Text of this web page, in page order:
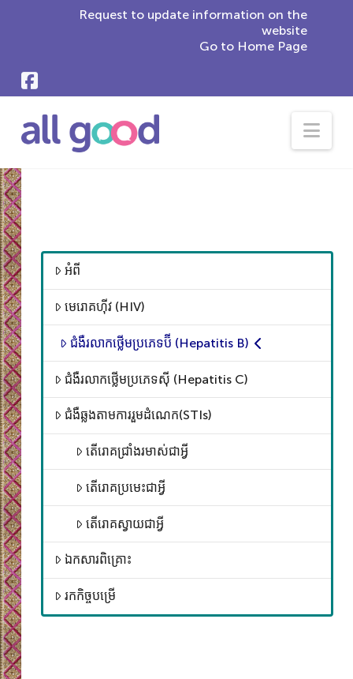
Request to update information on the
website
Go to Home Page
អំពី
មេរោគហ៊ីវ (HIV)
ជំងឺរលាកថ្លើមប្រភេទប៊ី (Hepatitis B)
ជំងឺរលាកថ្លើមប្រភេទស៊ី (Hepatitis C)
ជំងឺឆ្លងតាមការរួមដំណេក(STIs)
តើរោគជ្រាំងរមាស់ជាអ្វី
តើរោគប្រមេះជាអ្វី
តើរោគស្វាយជាអ្វី
ឯកសារពិគ្រោះ
រកកិច្ចបម្រើ